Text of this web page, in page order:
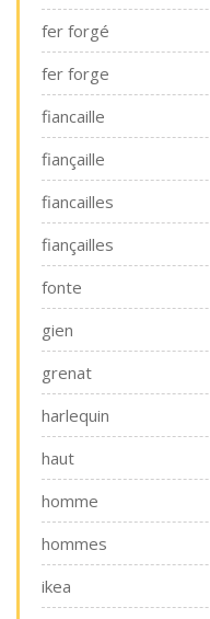
fer forgé
fer forge
fiancaille
fiançaille
fiancailles
fiançailles
fonte
gien
grenat
harlequin
haut
homme
hommes
ikea